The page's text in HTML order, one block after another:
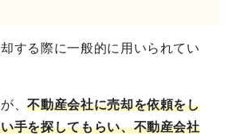
する際に一般的に用いられてい
、不動産会社に売却を依頼をし
手を探してもらい、不動産会社